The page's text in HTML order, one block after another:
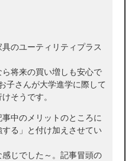
のユーティリティプラス
将来の買い増しも安心で
子さんが大学進学に際して
そうです。
中のメリットのところに
する」と付け加えさせてい
じでした～。記事冒頭の